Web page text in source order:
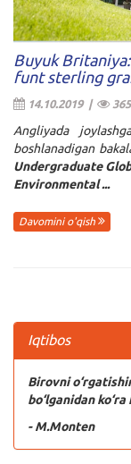
Buyuk
funt sterling
14.10.2019 |
Angliyada
boshlanadigan
Undergraduate
Environmental ...
Davomini o'qish
Iqtibos
Birovni
bo‘lganidan
- M.Monten